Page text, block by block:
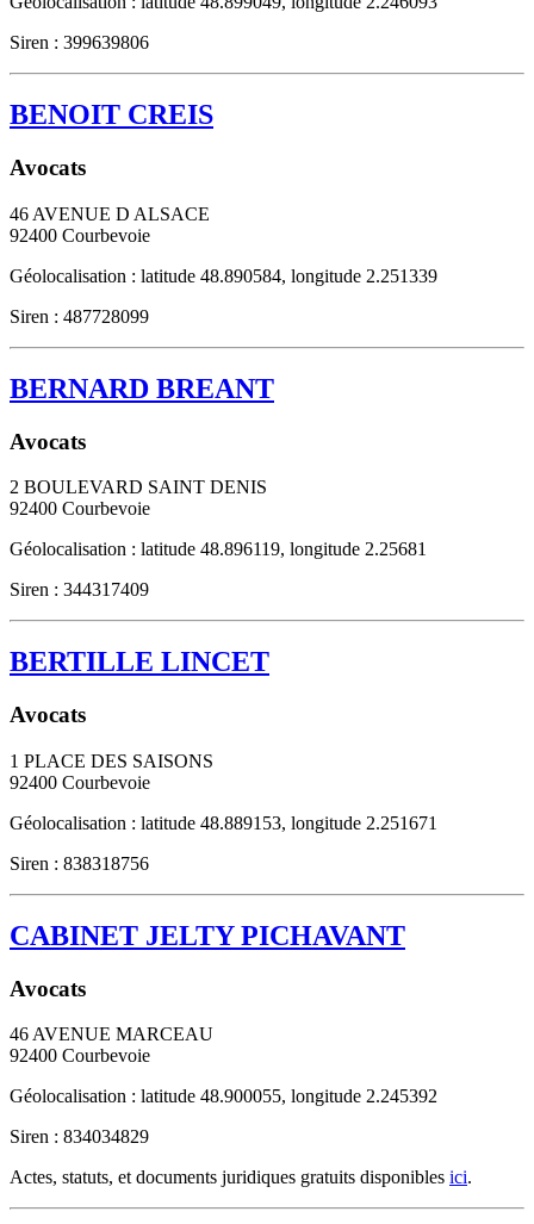
Siren : 399639806
BENOIT CREIS
Avocats
46 AVENUE D ALSACE
92400 Courbevoie
Géolocalisation : latitude 48.890584, longitude 2.251339
Siren : 487728099
BERNARD BREANT
Avocats
2 BOULEVARD SAINT DENIS
92400 Courbevoie
Géolocalisation : latitude 48.896119, longitude 2.25681
Siren : 344317409
BERTILLE LINCET
Avocats
1 PLACE DES SAISONS
92400 Courbevoie
Géolocalisation : latitude 48.889153, longitude 2.251671
Siren : 838318756
CABINET JELTY PICHAVANT
Avocats
46 AVENUE MARCEAU
92400 Courbevoie
Géolocalisation : latitude 48.900055, longitude 2.245392
Siren : 834034829
Actes, statuts, et documents juridiques gratuits disponibles ici.